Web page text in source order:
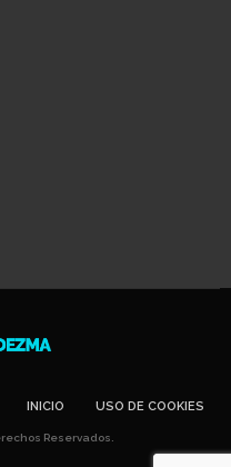
INICIO USO DE COOKIES
Reservados.